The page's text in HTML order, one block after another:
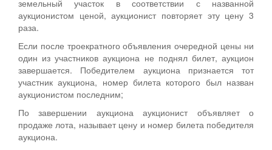
земельный участок в соответствии с названной
аукционистом ценой, аукционист повторяет эту цену 3
раза.
Если после троекратного объявления очередной цены ни
один из участников аукциона не поднял билет, аукцион
завершается. Победителем аукциона признается тот
участник аукциона, номер билета которого был назван
аукционистом последним;
По завершении аукциона аукционист объявляет о
продаже лота, называет цену и номер билета победителя
аукциона.